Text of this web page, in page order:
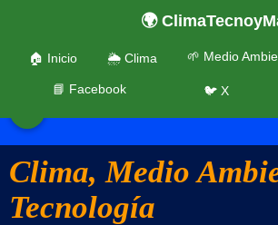
Clima, Medio
Tecnología
🌍
🏠 Inicio 🌦️ Clima 🌱 Medio
📘 Facebook 🐦 X